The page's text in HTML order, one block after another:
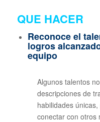
QUE HACER
Reconoce el
logros
equipo
Algunos talentos
descripciones de
habilidades
conectar con otros